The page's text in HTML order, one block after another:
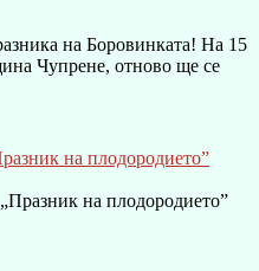
на Боровинката! На 15
Чупрене, отново ще се
на плодородието”